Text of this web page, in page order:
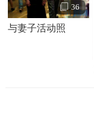
36
与妻子活动照